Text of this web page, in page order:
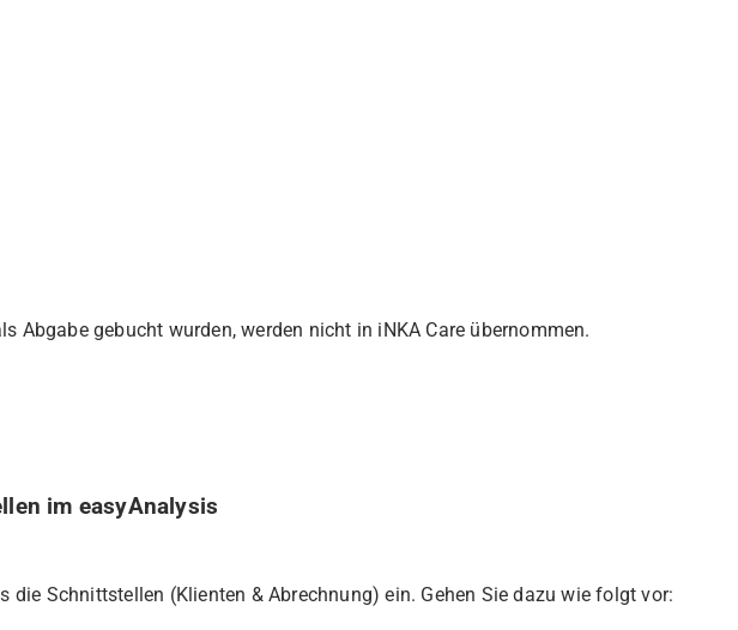
Abgabe gebucht wurden, werden nicht in iNKA Care übernommen.
im easyAnalysis
die Schnittstellen (Klienten & Abrechnung) ein. Gehen Sie dazu wie folgt vor: